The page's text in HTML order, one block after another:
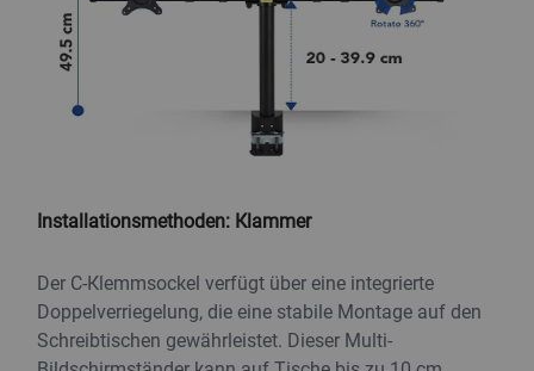
Installationsmethoden: Klammer
Der C-Klemmsockel verfügt über eine integrierte
Doppelverriegelung, die eine stabile Montage auf den
Schreibtischen gewährleistet. Dieser Multi-